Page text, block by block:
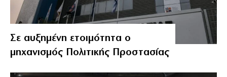
Σε αυξημένη ετοιμότητα ο
μηχανισμός Πολιτικής Προστασίας